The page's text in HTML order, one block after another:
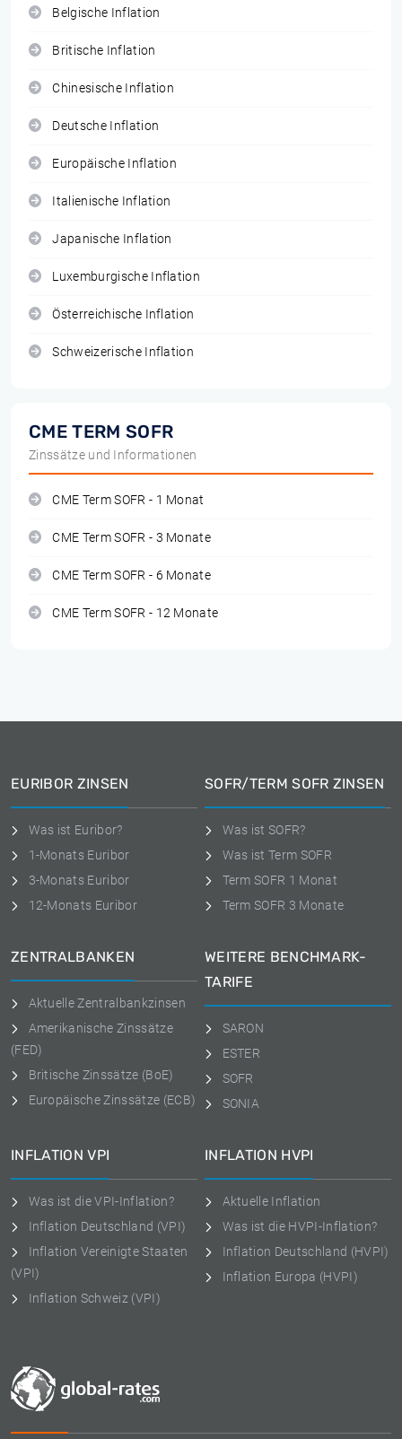
Belgische Inflation
Britische Inflation
Chinesische Inflation
Deutsche Inflation
Europäische Inflation
Italienische Inflation
Japanische Inflation
Luxemburgische Inflation
Österreichische Inflation
Schweizerische Inflation
CME TERM SOFR
Zinssätze und Informationen
CME Term SOFR - 1 Monat
CME Term SOFR - 3 Monate
CME Term SOFR - 6 Monate
CME Term SOFR - 12 Monate
EURIBOR ZINSEN
Was ist Euribor?
1-Monats Euribor
3-Monats Euribor
12-Monats Euribor
SOFR/TERM SOFR ZINSEN
Was ist SOFR?
Was ist Term SOFR
Term SOFR 1 Monat
Term SOFR 3 Monate
ZENTRALBANKEN
Aktuelle Zentralbankzinsen
Amerikanische Zinssätze
(FED)
Britische Zinssätze (BoE)
Europäische Zinssätze (ECB)
WEITERE BENCHMARK-
TARIFE
SARON
ESTER
SOFR
SONIA
INFLATION VPI
Was ist die VPI-Inflation?
Inflation Deutschland (VPI)
Inflation Vereinigte Staaten
(VPI)
Inflation Schweiz (VPI)
INFLATION HVPI
Aktuelle Inflation
Was ist die HVPI-Inflation?
Inflation Deutschland (HVPI)
Inflation Europa (HVPI)